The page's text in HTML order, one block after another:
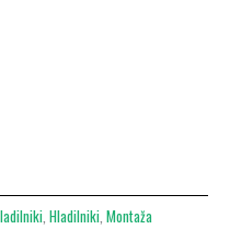
, Hladilniki, Montaža